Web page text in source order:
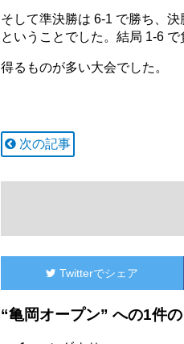
そして準決勝は 6-1 で勝ち、
ということでした。結局 1-6 で
得るものが多い大会でした。
次の記事
Twitterでシェア
“亀岡オープン” への1件